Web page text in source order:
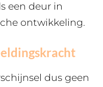
een deur in
ontwikkeling.
dus geen